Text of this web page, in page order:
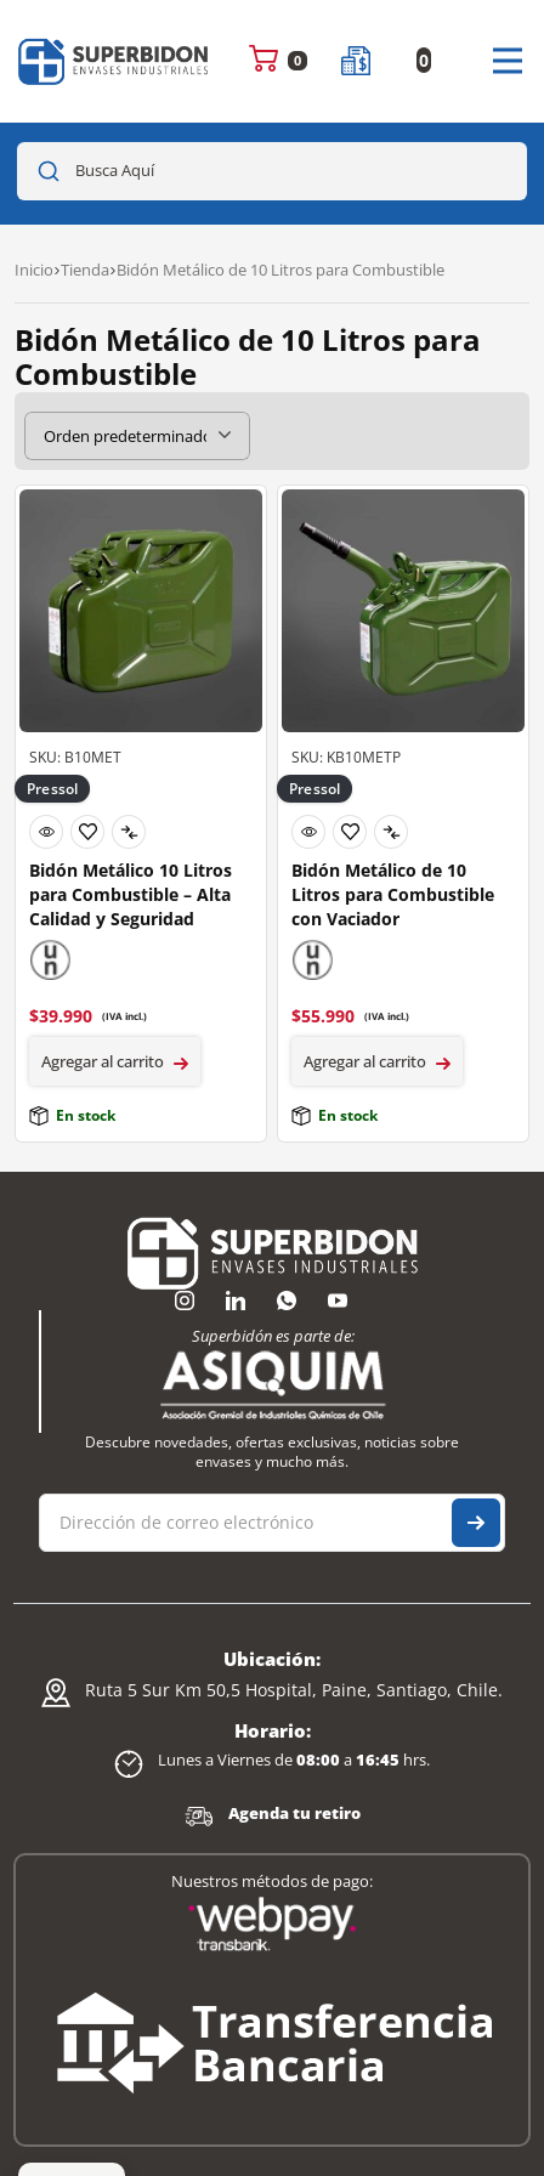
0 0
Busca Aquí
Inicio Tienda Bidón Metálico de 10 Litros para Combustible
Bidón Metálico de 10 Litros para
Combustible
SKU: B10MET
Pressol
Bidón Metálico 10 Litros
para Combustible – Alta
Calidad y Seguridad
$39.990 (IVA incl.)
Agregar al carrito
En stock
SKU: KB10METP
Pressol
Bidón Metálico de 10
Litros para Combustible
con Vaciador
$55.990 (IVA incl.)
Agregar al carrito
En stock
Superbidón es parte de:
Descubre novedades, ofertas exclusivas, noticias sobre
envases y mucho más.
Ubicación:
Ruta 5 Sur Km 50,5 Hospital, Paine, Santiago, Chile.
Horario:
Lunes a Viernes de08:00a16:45 hrs.
Agenda tu retiro
Nuestros métodos de pago: